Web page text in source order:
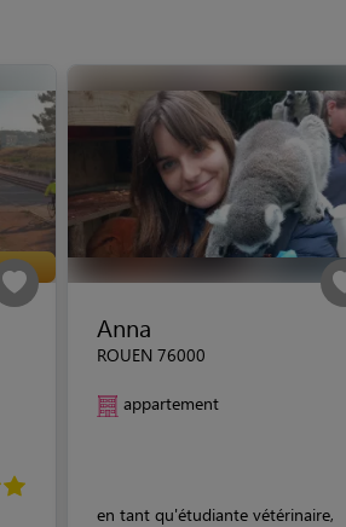
Anna
ROUEN 76000
appartement
en tant qu'étudiante vétérinaire,